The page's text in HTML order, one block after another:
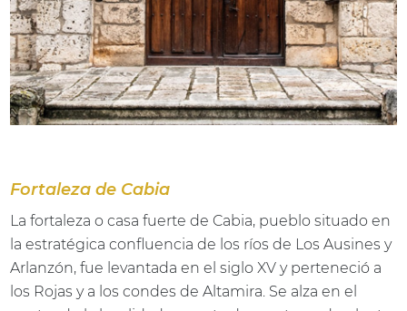
Fortaleza de Cabia
La fortaleza o casa fuerte de Cabia, pueblo situado en
la estratégica confluencia de los ríos de Los Ausines y
Arlanzón, fue levantada en el siglo XV y perteneció a
los Rojas y a los condes de Altamira. Se alza en el